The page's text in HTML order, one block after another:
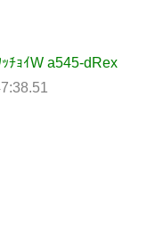
ﾁｮｲW a545-dRex